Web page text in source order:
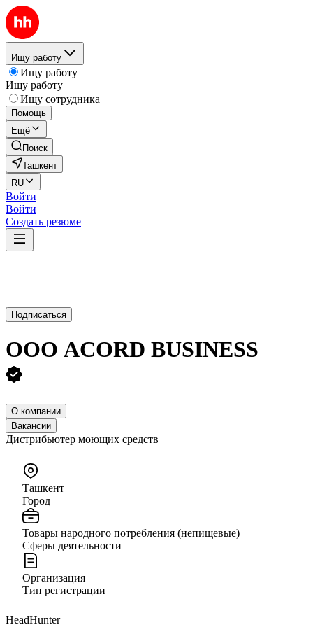
Ищу работу
Ищу работу
Ищу работу
Ищу сотрудника
Помощь
Ещё
Поиск
Ташкент
RU
Войти
Войти
Создать резюме
Подписаться
ООО ACORD BUSINESS
О компании
Вакансии
Дистрибьютер моющих средств
Ташкент
Город
Товары народного потребления (непищевые)
Сферы деятельности
Организация
Тип регистрации
HeadHunter